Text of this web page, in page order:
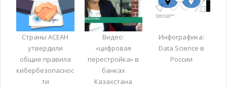
Cтраны АСЕАН
утвердили
общие правила
кибербезопаснос
ти
Видео:
«цифровая
перестройка» в
банках
Казахстана
Инфографика:
Data Science в
России